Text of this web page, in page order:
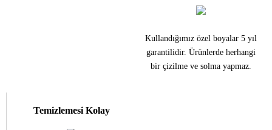
Kullandığımız özel boyalar 5 yıl
garantilidir. Ürünlerde herhangi
bir çizilme ve solma yapmaz.
Temizlemesi Kolay